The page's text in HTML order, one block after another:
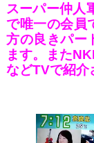
スーパー仲人
で唯一の会員
方の良きパー
ます。また
などTVで紹介